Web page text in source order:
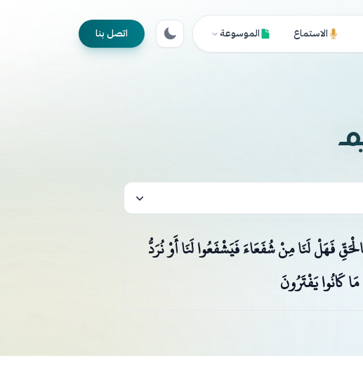
الاستماع الموسوعة اتصل بنا
فَهَلْ لَنَا مِنْ شُفَعَاءَ فَيَشْفَعُوا لَنَا أَوْ نُرَدُّ
يَفْتَرُونَ